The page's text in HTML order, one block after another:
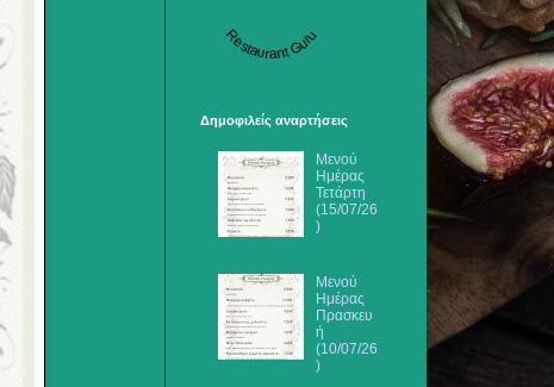
Restaurant Guru
Δημοφιλείς αναρτήσεις
Μενού
Ημέρας
Τετάρτη
(15/07/26
)
Μενού
Ημέρας
Πρασκευ
ή
(10/07/26
)